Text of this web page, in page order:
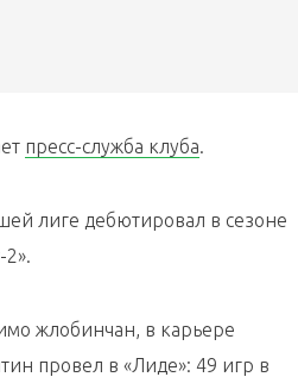
пресс-служба клуба.
лиге дебютировал в сезоне
жлобинчан, в карьере
провел в «Лиде»: 49 игр в